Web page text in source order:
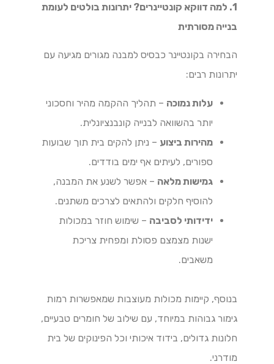
1. למה דווקא קונטיינרים? יתרונות בולטים לעומת
בנייה מסורתית
הבחירה בקונטיינר כבסיס למבנה מגורים מגיעה עם
יתרונות רבים:
עלות נמוכה – תהליך ההקמה מהיר וחסכוני
יותר בהשוואה לבנייה קונבנציונלית.
מהירות ביצוע – ניתן להקים בית תוך שבועות
ספורים, לעיתים אף ימים בודדים.
גמישות מלאה – אפשר לשנע את המבנה,
להוסיף חלקים ולהתאים לצרכים משתנים.
ידידותי לסביבה – שימוש חוזר במכולות
ישנות מצמצם פסולת ומפחית צריכת
משאבים.
בנוסף, קיימות מכולות מעוצבות שמאפשרות רמות
גימור גבוהות במיוחד, עם שילוב של חומרים טבעיים,
חלונות גדולים, בידוד איכותי וכל הפינוקים של בית
מודרני.